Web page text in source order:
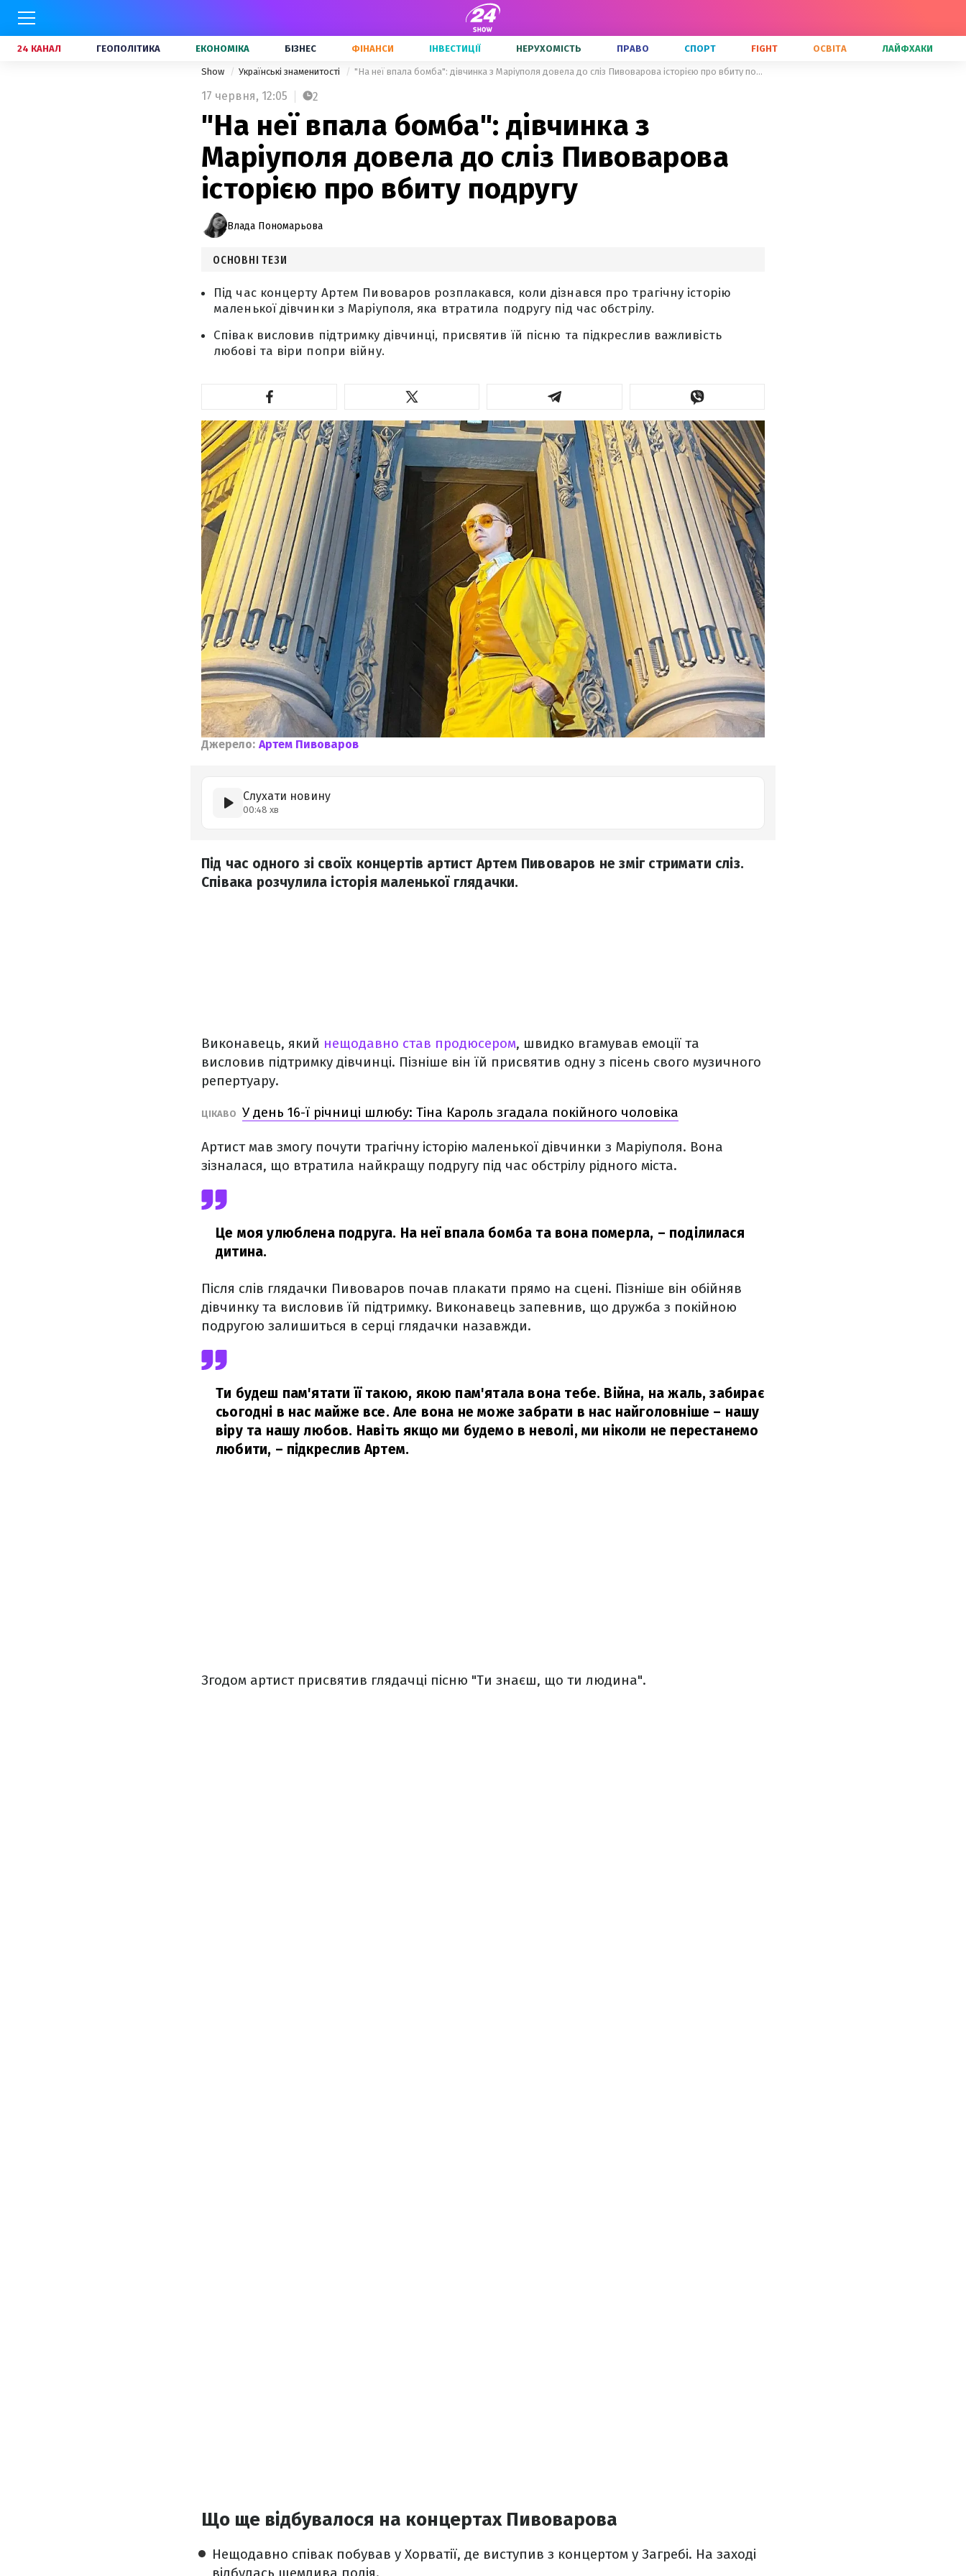
24 КАНАЛ ГЕОПОЛІТИКА ЕКОНОМІКА БІЗНЕС ФІНАНСИ ІНВЕСТИЦІЇ НЕРУХОМІСТЬ ПРАВО СПОРТ FIGHT ОСВІТА ЛАЙФХАКИ
Show Українські знаменитості "На неї впала бомба": дівчинка з Маріуполя довела до сліз Пивоварова історією про вбиту подругу
17 червня, 12:05 2
"На неї впала бомба": дівчинка з
Маріуполя довела до сліз Пивоварова
історією про вбиту подругу
Влада Пономарьова
ОСНОВНІ ТЕЗИ
Під час концерту Артем Пивоваров розплакався, коли дізнався про трагічну історію
маленької дівчинки з Маріуполя, яка втратила подругу під час обстрілу.
Співак висловив підтримку дівчинці, присвятив їй пісню та підкреслив важливість
любові та віри попри війну.
Джерело: Артем Пивоваров
Слухати новину
00:48 хв
Під час одного зі своїх концертів артист Артем Пивоваров не зміг стримати сліз.
Співака розчулила історія маленької глядачки.
Виконавець, який нещодавно став продюсером, швидко вгамував емоції та
висловив підтримку дівчинці. Пізніше він їй присвятив одну з пісень свого музичного
репертуару.
ЦІКАВО У день 16-ї річниці шлюбу: Тіна Кароль згадала покійного чоловіка
Артист мав змогу почути трагічну історію маленької дівчинки з Маріуполя. Вона
зізналася, що втратила найкращу подругу під час обстрілу рідного міста.
Це моя улюблена подруга. На неї впала бомба та вона померла, – поділилася
дитина.
Після слів глядачки Пивоваров почав плакати прямо на сцені. Пізніше він обійняв
дівчинку та висловив їй підтримку. Виконавець запевнив, що дружба з покійною
подругою залишиться в серці глядачки назавжди.
Ти будеш пам'ятати її такою, якою пам'ятала вона тебе. Війна, на жаль, забирає
сьогодні в нас майже все. Але вона не може забрати в нас найголовніше – нашу
віру та нашу любов. Навіть якщо ми будемо в неволі, ми ніколи не перестанемо
любити, – підкреслив Артем.
Згодом артист присвятив глядачці пісню "Ти знаєш, що ти людина".
Що ще відбувалося на концертах Пивоварова
Нещодавно співак побував у Хорватії, де виступив з концертом у Загребі. На заході